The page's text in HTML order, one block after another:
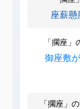
座薪懸
「擱座
御座敷
「擱座」